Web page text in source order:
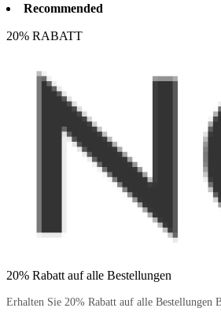
Recommended
20% RABATT
20% Rabatt auf alle Bestellungen
Erhalten Sie 20% Rabatt auf alle Bestellungen